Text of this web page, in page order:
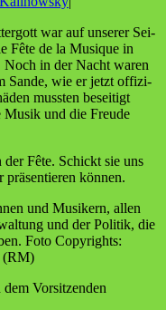
war auf unse­rer Sei­
Fête de la Musi­que in
Noch in der Nacht waren
San­de, wie er jetzt offi­zi­
muss­ten besei­tigt
Musik und die Freu­de
Fête. Schickt sie uns
können.
und Musi­kern, allen
und der Poli­tik, die
Foto Copy­rights:
(RM)
Vorsitzenden